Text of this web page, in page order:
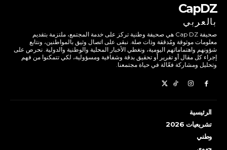
CapDZ
بالعربي
صحيفة Cap DZ هي صحيفة وطنية تركز على خدمة المجتمع، ملتزمة بتقديم
معلومات موثوقة ومُدققة وذات صلة. نبقى على اتصال وثيق بالمواطنين، ونتابع
شؤونهم واهتماماتهم اليومية، ونغطي الأخبار المحلية والوطنية والدولية. نحرص على
إجراء كل مقال أو تقرير أو تحقيق بدقة وشفافية ومسؤولية، لكي تتمكنوا من فهم
وتحليل ومشاركة فعّالة في حياة مجتمعنا.
الرئيسية
تشريعيات 2026
وطني
جهوي